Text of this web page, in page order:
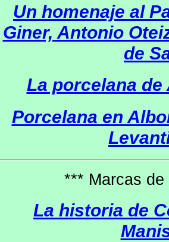
Un homenaje al
Giner, Antonio
de
La porcelana de
Porcelana en
*** Marcas
La historia de